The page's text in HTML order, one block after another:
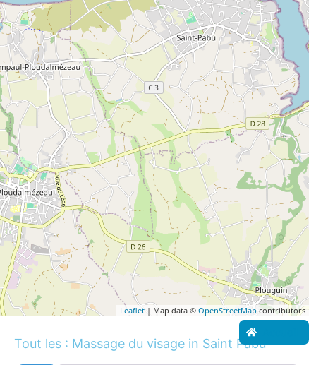
Leaflet | Map data © OpenStreetMap contributors
Tout les : Massage du visage in Saint Pabu